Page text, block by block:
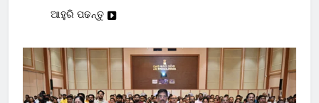
ଆହୁରି ପଢନ୍ତୁ